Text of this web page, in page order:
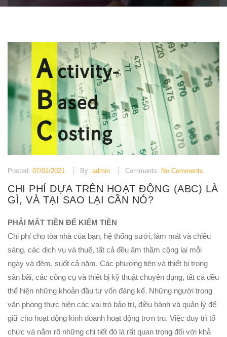
Posted: 07/01/2021 By: admin Comments: No Comments
CHI PHÍ DỰA TRÊN HOẠT ĐỘNG (ABC) LÀ
GÌ, VÀ TẠI SAO LẠI CẦN NÓ?
PHẢI MẤT TIỀN ĐỂ KIẾM TIỀN
Chi phí cho tòa nhà của bạn, hệ thống sưởi, làm mát và chiếu
sáng, các dịch vụ và thuế, tất cả đều âm thầm cộng lại mỗi
ngày và đêm, suốt cả năm. Các phương tiện và thiết bị trong
sân bãi, các công cụ và thiết bị kỹ thuật chuyên dụng, tất cả đều
thể hiện những khoản đầu tư vốn đáng kể. Những người trong
văn phòng thực hiện các vai trò bảo trì, điều hành và quản lý để
giữ cho hoạt động kinh doanh hoạt động trơn tru. Việc duy trì tổ
chức và nắm rõ những chi tiết đó là rất quan trọng đối với khả